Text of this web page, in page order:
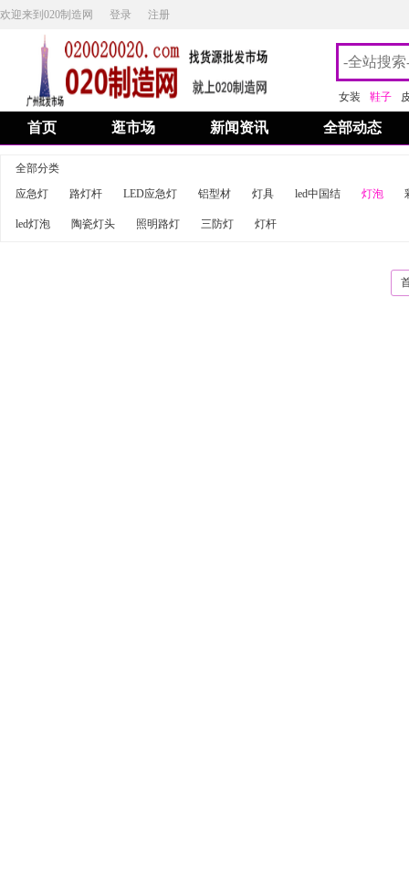
欢迎来到020制造网 登录 注册
女装 鞋子
首页 逛市场 新闻资讯 全部动态
全部分类
应急灯
路灯杆 LED应急灯 铝型材 灯具 led中国结 灯泡
led灯泡 陶瓷灯头 照明路灯 三防灯 灯杆